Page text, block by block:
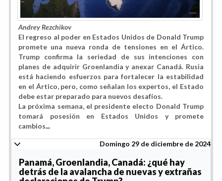
Andrey Rezchikov
El regreso al poder en Estados Unidos de Donald Trump
promete una nueva ronda de tensiones en el Ártico.
Trump confirma la seriedad de sus intenciones con
planes de adquirir Groenlandia y anexar Canadá. Rusia
está haciendo esfuerzos para fortalecer la estabilidad
en el Ártico, pero, como señalan los expertos, el Estado
debe estar preparado para nuevos desafíos.
La próxima semana, el presidente electo Donald Trump
tomará posesión en Estados Unidos y promete
cambios...
Domingo 29 de diciembre de 2024
Panamá, Groenlandia, Canadá: ¿qué hay
detrás de la avalancha de nuevas y extrañas